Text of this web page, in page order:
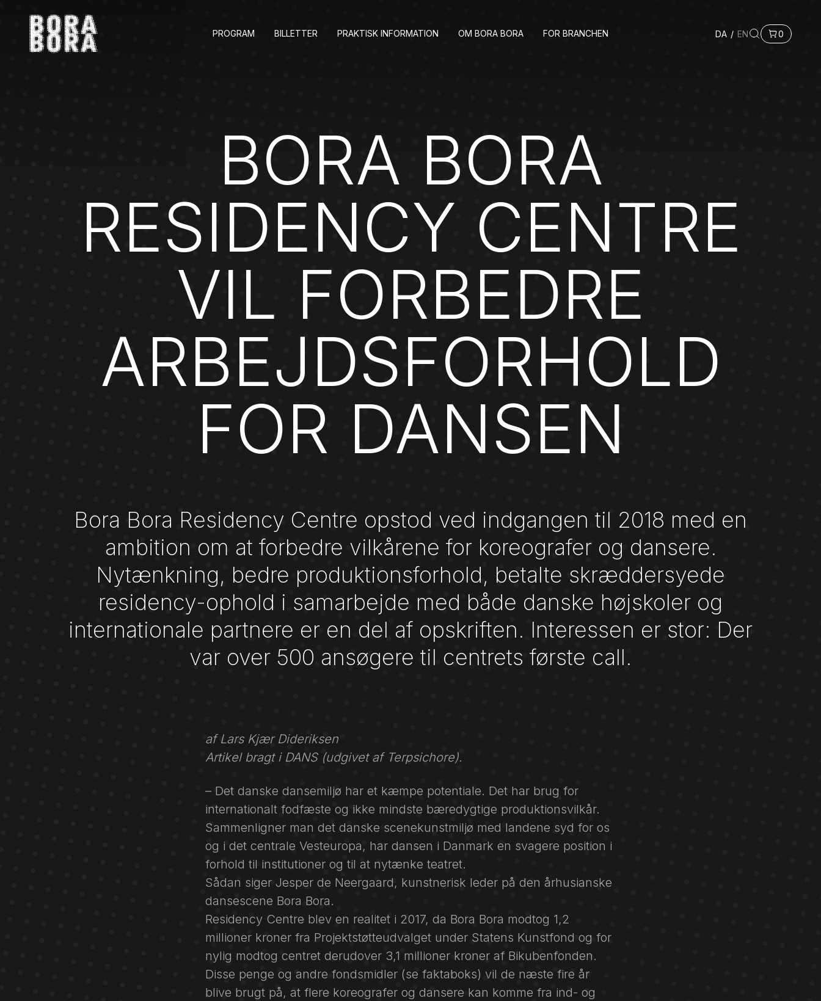
PROGRAM BILLETTER PRAKTISK INFORMATION OM BORA BORA FOR BRANCHEN DA / EN 0
BORA BORA
RESIDENCY CENTRE
VIL FORBEDRE
ARBEJDSFORHOLD
FOR DANSEN
Bora Bora Residency Centre opstod ved indgangen til 2018 med en
ambition om at forbedre vilkårene for koreografer og dansere.
Nytænkning, bedre produktionsforhold, betalte skræddersyede
residency-ophold i samarbejde med både danske højskoler og
internationale partnere er en del af opskriften. Interessen er stor: Der
var over 500 ansøgere til centrets første call.
af Lars Kjær Dideriksen
Artikel bragt i DANS (udgivet af Terpsichore).
– Det danske dansemiljø har et kæmpe potentiale. Det har brug for
internationalt fodfæste og ikke mindste bæredygtige produktionsvilkår.
Sammenligner man det danske scenekunstmiljø med landene syd for os
og i det centrale Vesteuropa, har dansen i Danmark en svagere position i
forhold til institutioner og til at nytænke teatret.
Sådan siger Jesper de Neergaard, kunstnerisk leder på den århusianske
dansescene Bora Bora.
Residency Centre blev en realitet i 2017, da Bora Bora modtog 1,2
millioner kroner fra Projektstøtteudvalget under Statens Kunstfond og for
nylig modtog centret derudover 3,1 millioner kroner af Bikubenfonden.
Disse penge og andre fondsmidler (se faktaboks) vil de næste fire år
blive brugt på, at flere koreografer og dansere kan komme fra ind- og